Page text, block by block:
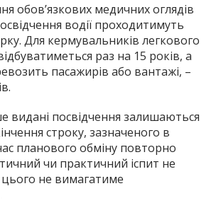
обов’язкових медичних оглядів
водії проходитимуть
Для кермувальників легкового
раз на 15 років, а
пасажирів або вантажі, –
видані посвідчення залишаються
строку, зазначеного в
планового обміну повторно
чи практичний іспит не
не вимагатиме